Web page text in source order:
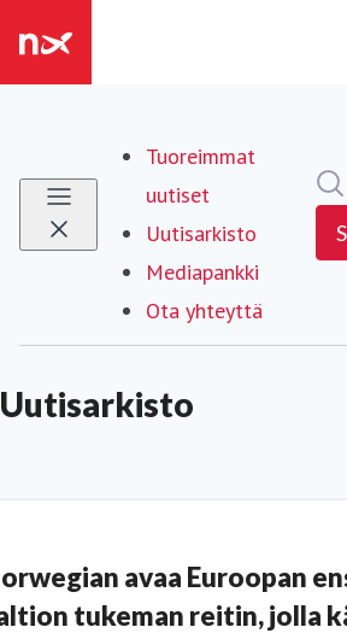
Tuoreimmat
uutiset
Uutisarkisto
Mediapankki
Ota yhteyttä
Uutisarkisto
avaa Euroopan
tukeman reitin, jolla